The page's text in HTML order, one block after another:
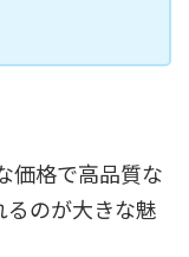
価格で高品質な
のが大きな魅